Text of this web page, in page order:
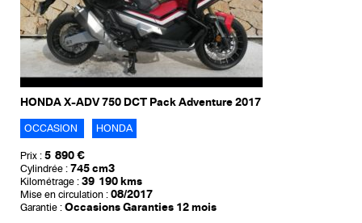
HONDA X-ADV 750 DCT Pack Adventure 2017
OCCASION HONDA
Prix : 5 890 €
Cylindrée : 745 cm3
Kilométrage : 39 190 kms
Mise en circulation : 08/2017
Garantie : Occasions Garanties 12 mois